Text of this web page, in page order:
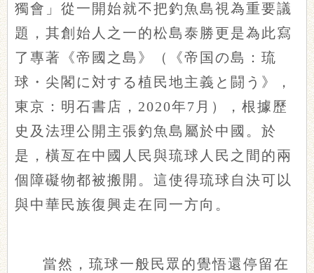
獨會」從一開始就不把釣魚島視為重要議
題，其創始人之一的松島泰勝更是為此寫
了專著《帝國之島》（《帝国の島：琉
球・尖閣に対する植民地主義と闘う》，
東京：明石書店，2020年7月），根據歷
史及法理公開主張釣魚島屬於中國。於
是，橫亙在中國人民與琉球人民之間的兩
個障礙物都被搬開。這使得琉球自決可以
與中華民族復興走在同一方向。
當然，琉球一般民眾的覺悟還停留在